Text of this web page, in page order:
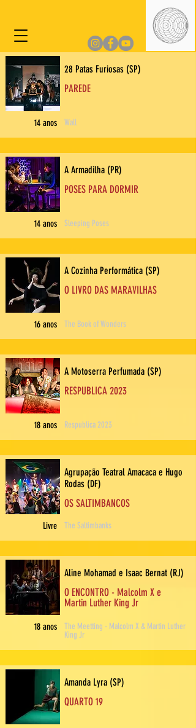
28 Patas Furiosas (SP)
PAREDE
14 anos Wall
A Armadilha (PR)
POSES PARA DORMIR
14 anos Sleeping Poses
A Cozinha Performática (SP)
O LIVRO DAS MARAVILHAS
16 anos The Book of Wonders
A Motoserra Perfumada (SP)
RESPUBLICA 2023
18 anos Respublica 2023
Agrupação Teatral Amacaca e Hugo
Rodas (DF)
OS SALTIMBANCOS
Livre The Saltimbanks
Aline Mohamad e Isaac Bernat (RJ)
O ENCONTRO - Malcolm X e
Martin Luther King Jr
18 anos
The Meetting - Malcolm X & Martin Luther
King Jr
Amanda Lyra (SP)
QUARTO 19